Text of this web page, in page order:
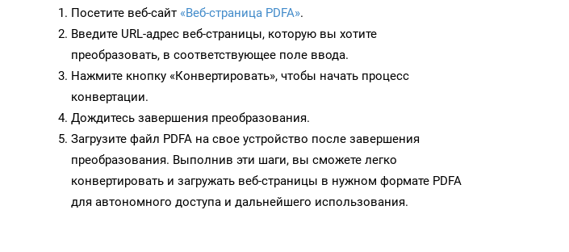
Посетите веб-сайт «Веб-страница PDFA».
Введите URL-адрес веб-страницы, которую вы хотите
преобразовать, в соответствующее поле ввода.
Нажмите кнопку «Конвертировать», чтобы начать процесс
конвертации.
Дождитесь завершения преобразования.
Загрузите файл PDFA на свое устройство после завершения
преобразования. Выполнив эти шаги, вы сможете легко
конвертировать и загружать веб-страницы в нужном формате PDFA
для автономного доступа и дальнейшего использования.